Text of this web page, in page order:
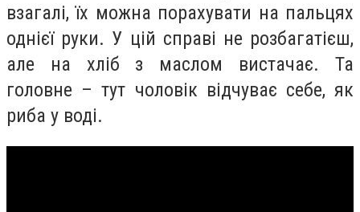
взагалі, їх можна порахувати на пальцях
однієї руки. У цій справі не розбагатієш,
але на хліб з маслом вистачає. Та
головне – тут чоловік відчуває себе, як
риба у воді.